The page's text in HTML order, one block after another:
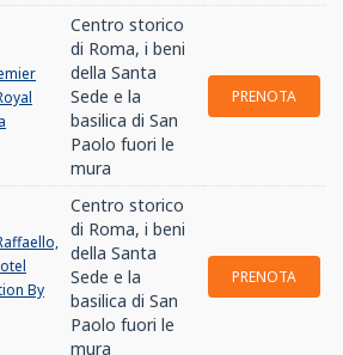
Centro storico
di Roma, i beni
della Santa
Sede e la
basilica di San
Paolo fuori le
mura
PRENOTA
By
Centro storico
di Roma, i beni
della Santa
Sede e la
basilica di San
Paolo fuori le
mura
PRENOTA